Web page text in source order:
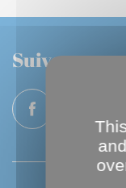
Suivez-nous